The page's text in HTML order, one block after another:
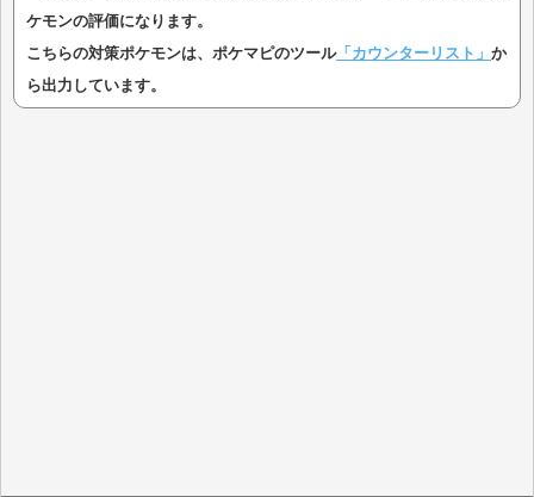
ケモンの評価になります。
こちらの対策ポケモンは、ポケマピのツール「カウンターリスト」 か
ら出力しています。